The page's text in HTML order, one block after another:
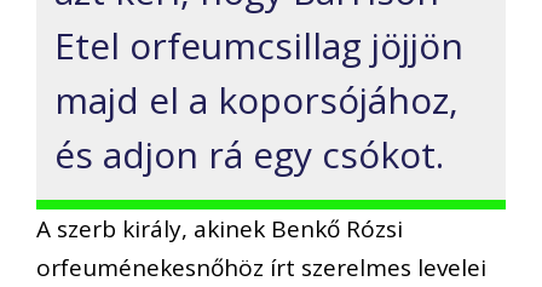
Etel orfeumcsillag jöjjön
majd el a koporsójához,
és adjon rá egy csókot.
A szerb király, akinek Benkő Rózsi
orfeuménekesnőhöz írt szerelmes levelei